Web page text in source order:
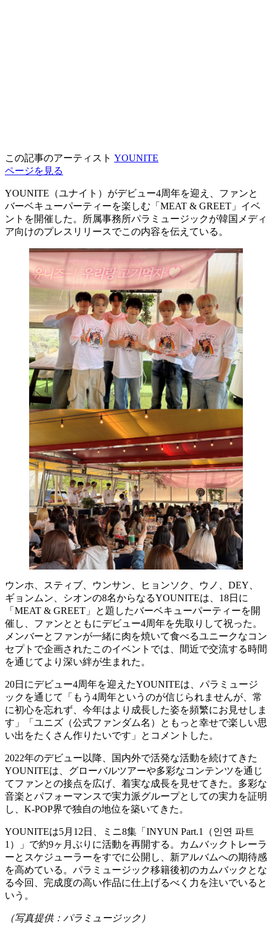
この記事のアーティスト YOUNITE
ページを見る
YOUNITE（ユナイト）がデビュー4周年を迎え、ファンと
バーベキューパーティーを楽しむ「MEAT & GREET」イベ
ントを開催した。所属事務所パラミュージックが韓国メディ
ア向けのプレスリリースでこの内容を伝えている。
ウンホ、スティブ、ウンサン、ヒョンソク、ウノ、DEY、
ギョンムン、シオンの8名からなるYOUNITEは、18日に
「MEAT & GREET」と題したバーベキューパーティーを開
催し、ファンとともにデビュー4周年を先取りして祝った。
メンバーとファンが一緒に肉を焼いて食べるユニークなコン
セプトで企画されたこのイベントでは、間近で交流する時間
を通じてより深い絆が生まれた。
20日にデビュー4周年を迎えたYOUNITEは、パラミュージ
ックを通じて「もう4周年というのが信じられませんが、常
に初心を忘れず、今年はより成長した姿を頻繁にお見せしま
す」「ユニズ（公式ファンダム名）ともっと幸せで楽しい思
い出をたくさん作りたいです」とコメントした。
2022年のデビュー以降、国内外で活発な活動を続けてきた
YOUNITEは、グローバルツアーや多彩なコンテンツを通じ
てファンとの接点を広げ、着実な成長を見せてきた。多彩な
音楽とパフォーマンスで実力派グループとしての実力を証明
し、K-POP界で独自の地位を築いてきた。
YOUNITEは5月12日、ミニ8集「INYUN Part.1（인연 파트
1）」で約9ヶ月ぶりに活動を再開する。カムバックトレーラ
ーとスケジューラーをすでに公開し、新アルバムへの期待感
を高めている。パラミュージック移籍後初のカムバックとな
る今回、完成度の高い作品に仕上げるべく力を注いでいると
いう。
（写真提供：パラミュージック）